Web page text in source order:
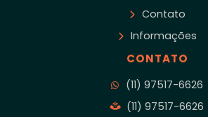
Contato
Informações
CONTATO
(11) 97517-6626
(11) 97517-6626